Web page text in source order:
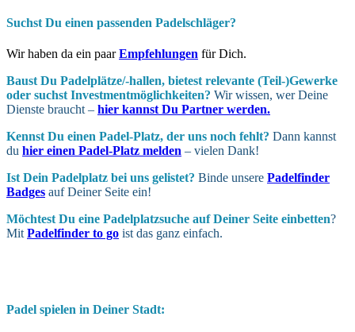
Suchst Du einen passenden Padelschläger?
Wir haben da ein paarEmpfehlungen für Dich.
Baust Du Padel­plätze/-hallen, bietest relevante (Teil-)Gewerke
oder suchst In­vest­ment­möglich­keiten? Wir wissen, wer Deine
Dienste braucht – hier kannst Du Partner werden.
Kennst Du einen Padel-Platz, der uns noch fehlt? Dann kannst
du hier einen Padel-Platz melden – vielen Dank!
Ist Dein Padel­platz bei uns gelistet? Binde unsere Padelfinder
Badges auf Deiner Seite ein!
Möchtest Du eine Padel­platz­suche auf Deiner Seite ein­betten?
MitPadelfinder to go ist das ganz einfach.
Padel spielen in Deiner Stadt: